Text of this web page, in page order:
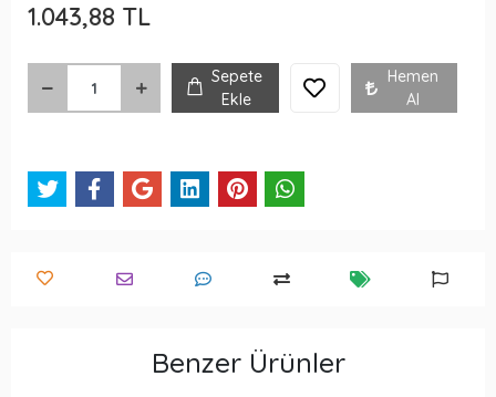
1.043,88 TL
Sepete
Ekle
Hemen
Al
Benzer Ürünler